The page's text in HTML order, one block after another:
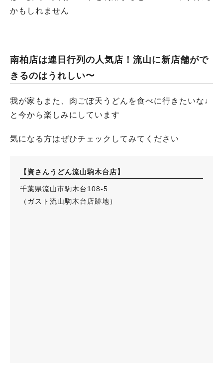
かもしれません
南柏店は連日行列の人気店！流山に新店舗がで
きるのはうれしい〜
我が家もまた、肉ごぼ天うどんを食べに行きたいな♩
と今から楽しみにしています
気になる方はぜひチェックしてみてください
【資さんうどん流山駒木台店】
千葉県流山市駒木台108-5
（ガスト流山駒木台店跡地）